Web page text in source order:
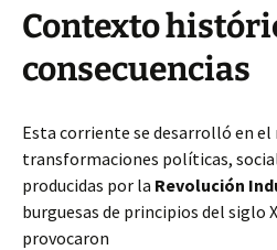
Contexto
consecuencias
Esta corriente se desarrolló en el
transformaciones políticas,
producidas por la Revolución
burguesas de principios del siglo
provocaron